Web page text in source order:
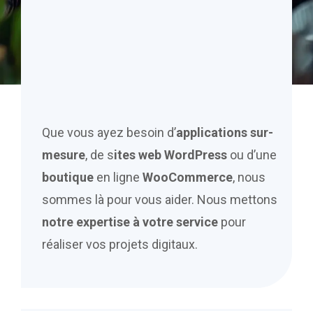
Que vous ayez besoin d’applications sur-
mesure, de sites web WordPress ou d’une
boutique en ligne WooCommerce, nous
sommes là pour vous aider. Nous mettons
notre expertise à votre service pour
réaliser vos projets digitaux.